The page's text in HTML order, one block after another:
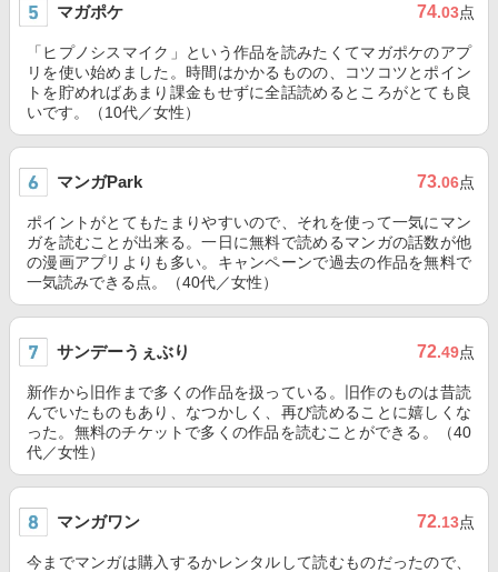
マガポケ 74.03点
「ヒプノシスマイク」という作品を読みたくてマガポケのアプ
リを使い始めました。時間はかかるものの、コツコツとポイン
トを貯めればあまり課金もせずに全話読めるところがとても良
いです。（10代／女性）
マンガPark 73.06点
ポイントがとてもたまりやすいので、それを使って一気にマン
ガを読むことが出来る。一日に無料で読めるマンガの話数が他
の漫画アプリよりも多い。キャンペーンで過去の作品を無料で
一気読みできる点。（40代／女性）
サンデーうぇぶり 72.49点
新作から旧作まで多くの作品を扱っている。旧作のものは昔読
んでいたものもあり、なつかしく、再び読めることに嬉しくな
った。無料のチケットで多くの作品を読むことができる。（40
代／女性）
マンガワン 72.13点
今までマンガは購入するかレンタルして読むものだったので、